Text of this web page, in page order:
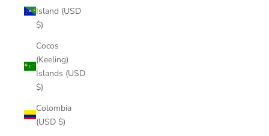
Island (USD
$)
Cocos
(Keeling)
Islands (USD
$)
Colombia
(USD $)